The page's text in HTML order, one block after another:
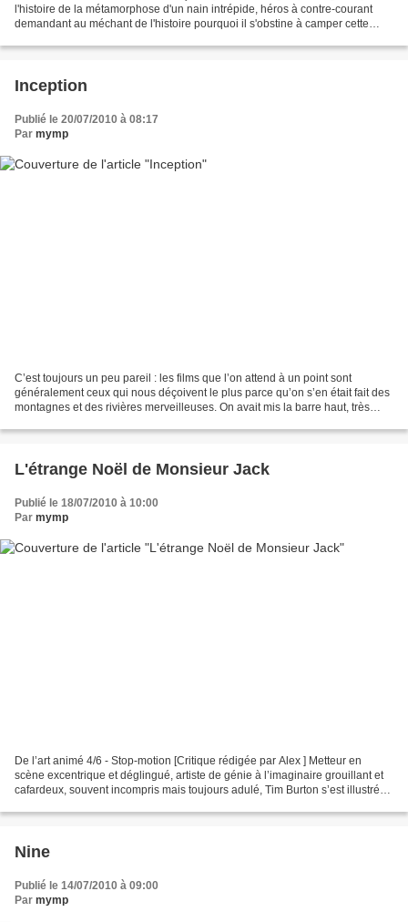
l'histoire de la métamorphose d'un nain intrépide, héros à contre-courant
demandant au méchant de l'histoire pourquoi il s'obstine à camper cette
Inception
Publié le 20/07/2010 à 08:17
Par mymp
C’est toujours un peu pareil : les films que l’on attend à un point sont
généralement ceux qui nous déçoivent le plus parce qu’on s’en était fait des
montagnes et des rivières merveilleuses. On avait mis la barre haut, très
L'étrange Noël de Monsieur Jack
Publié le 18/07/2010 à 10:00
Par mymp
De l’art animé 4/6 - Stop-motion [Critique rédigée par Alex ] Metteur en
scène excentrique et déglingué, artiste de génie à l’imaginaire grouillant et
cafardeux, souvent incompris mais toujours adulé, Tim Burton s’est illustré
Nine
Publié le 14/07/2010 à 09:00
Par mymp